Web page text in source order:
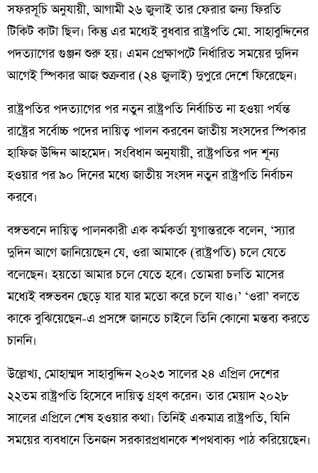
সফরসূচি অনুযায়ী, আগামী ২৬ জুলাই তার ফেরার জন্য ফিরতি
টিকিট কাটা ছিল। কিন্তু এর মধ্যেই বুধবার রাষ্ট্রপতি মো. সাহাবুদ্দিনের
পদত্যাগের গুঞ্জন শুরু হয়। এমন প্রেক্ষাপটে নির্ধারিত সময়ের দুদিন
আগেই স্পিকার আজ শুক্রবার (২৪ জুলাই) দুপুরে দেশে ফিরেছেন।
রাষ্ট্রপতির পদত্যাগের পর নতুন রাষ্ট্রপতি নির্বাচিত না হওয়া পর্যন্ত
রাষ্ট্রের সর্বোচ্চ পদের দায়িত্ব পালন করবেন জাতীয় সংসদের স্পিকার
হাফিজ উদ্দিন আহমেদ। সংবিধান অনুযায়ী, রাষ্ট্রপতির পদ শূন্য
হওয়ার পর ৯০ দিনের মধ্যে জাতীয় সংসদ নতুন রাষ্ট্রপতি নির্বাচন
করবে।
বঙ্গভবনে দায়িত্ব পালনকারী এক কর্মকর্তা যুগান্তরকে বলেন, ‘স্যার
দুদিন আগে জানিয়েছেন যে, ওরা আমাকে (রাষ্ট্রপতি) চলে যেতে
বলেছেন। হয়তো আমার চলে যেতে হবে। তোমরা চলতি মাসের
মধ্যেই বঙ্গভবন ছেড়ে যার যার মতো করে চলে যাও।’ ‘ওরা’ বলতে
কাকে বুঝিয়েছেন-এ প্রসঙ্গে জানতে চাইলে তিনি কোনো মন্তব্য করতে
চাননি।
উল্লেখ্য, মোহাম্মদ সাহাবুদ্দিন ২০২৩ সালের ২৪ এপ্রিল দেশের
২২তম রাষ্ট্রপতি হিসেবে দায়িত্ব গ্রহণ করেন। তার মেয়াদ ২০২৮
সালের এপ্রিলে শেষ হওয়ার কথা। তিনিই একমাত্র রাষ্ট্রপতি, যিনি
সময়ের ব্যবধানে তিনজন সরকারপ্রধানকে শপথবাক্য পাঠ করিয়েছেন।